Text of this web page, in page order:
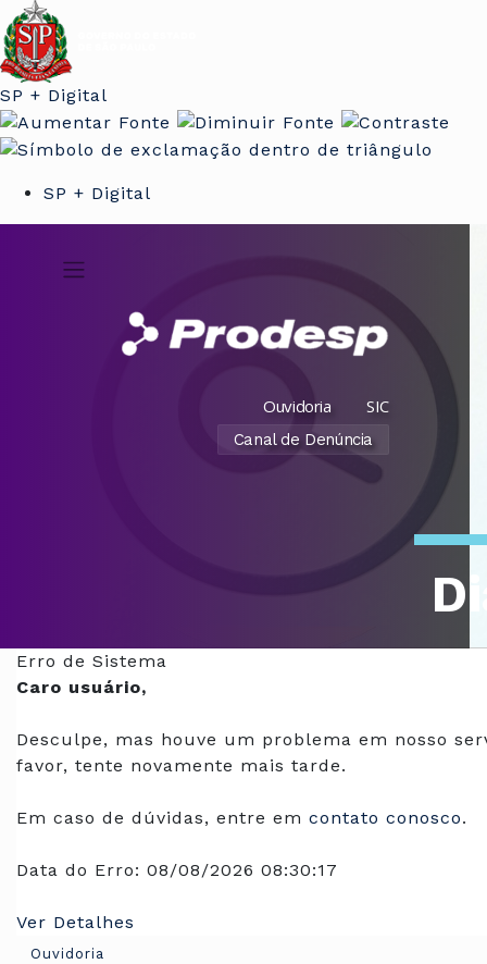
SP + Digital
SP + Digital
Ouvidoria SIC
Canal de Denúncia
Erro de Sistema
Caro usuário,
Desculpe, mas houve um problema em nosso
favor, tente novamente mais tarde.
Em caso de dúvidas, entre em contato conosco.
Data do Erro: 08/08/2026 08:30:17
Ver Detalhes
Ouvidoria